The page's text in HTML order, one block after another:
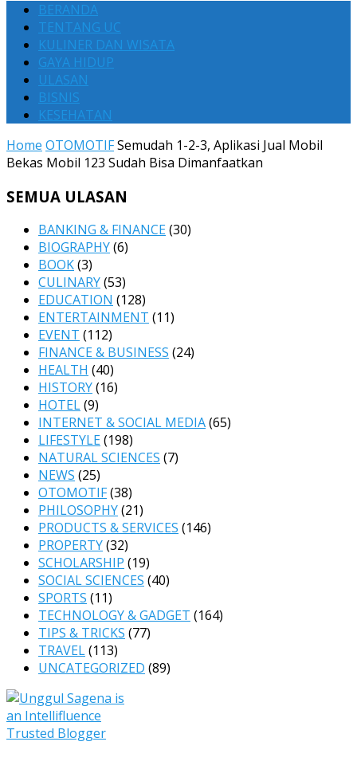
BERANDA
TENTANG UC
KULINER DAN WISATA
GAYA HIDUP
ULASAN
BISNIS
KESEHATAN
Home OTOMOTIFSemudah 1-2-3, Aplikasi Jual Mobil
Bekas Mobil 123 Sudah Bisa Dimanfaatkan
SEMUA ULASAN
BANKING & FINANCE(30)
BIOGRAPHY(6)
BOOK(3)
CULINARY(53)
EDUCATION (128)
ENTERTAINMENT (11)
EVENT (112)
FINANCE & BUSINESS (24)
HEALTH (40)
HISTORY(16)
HOTEL(9)
INTERNET & SOCIAL MEDIA(65)
LIFESTYLE(198)
NATURAL SCIENCES (7)
NEWS (25)
OTOMOTIF(38)
PHILOSOPHY(21)
PRODUCTS & SERVICES (146)
PROPERTY(32)
SCHOLARSHIP (19)
SOCIAL SCIENCES (40)
SPORTS (11)
TECHNOLOGY & GADGET (164)
TIPS & TRICKS (77)
TRAVEL(113)
UNCATEGORIZED (89)